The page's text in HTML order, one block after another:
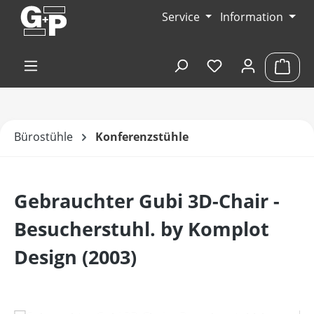
Zum Hauptinhalt springen Service Information
Du hast 0
Bürostühle Konferenzstühle
Gebrauchter Gubi 3D-Chair -
Besucherstuhl. by Komplot
Design (2003)